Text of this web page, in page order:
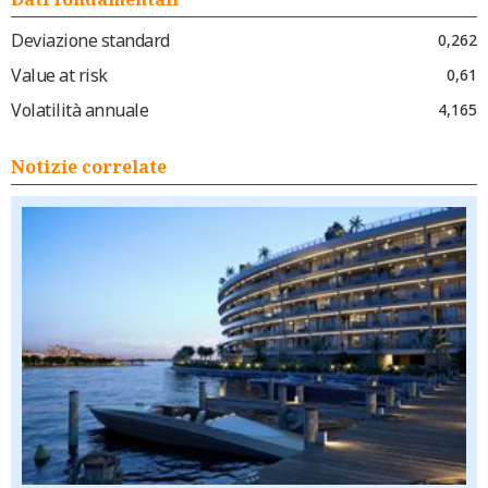
Deviazione standard
0,262
Value at risk 0,61
Volatilità annuale 4,165
Notizie correlate